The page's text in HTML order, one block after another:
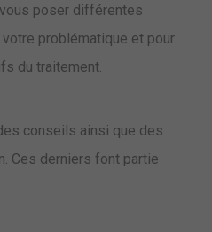
poser différentes
problématique et pour
du traitement.
conseils ainsi que des
Ces derniers font partie